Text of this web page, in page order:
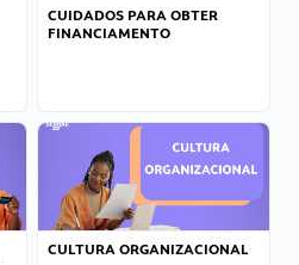
CUIDADOS PARA OBTER
FINANCIAMENTO
CULTURA ORGANIZACIONAL